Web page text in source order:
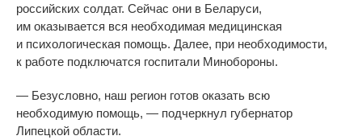
российских солдат. Сейчас они в Беларуси,
им оказывается вся необходимая медицинская
и психологическая помощь. Далее, при необходимости,
к работе подключатся госпитали Минобороны.
— Безусловно, наш регион готов оказать всю
необходимую помощь, — подчеркнул губернатор
Липецкой области.